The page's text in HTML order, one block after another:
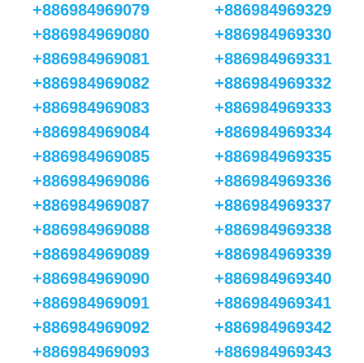
+886984969079
+886984969080
+886984969081
+886984969082
+886984969083
+886984969084
+886984969085
+886984969086
+886984969087
+886984969088
+886984969089
+886984969090
+886984969091
+886984969092
+886984969093
+886984969329
+886984969330
+886984969331
+886984969332
+886984969333
+886984969334
+886984969335
+886984969336
+886984969337
+886984969338
+886984969339
+886984969340
+886984969341
+886984969342
+886984969343